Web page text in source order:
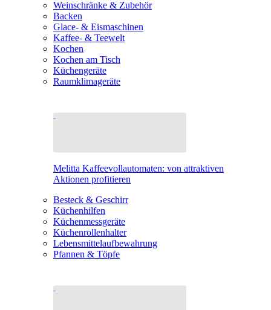
Weinschränke & Zubehör
Backen
Glace- & Eismaschinen
Kaffee- & Teewelt
Kochen
Kochen am Tisch
Küchengeräte
Raumklimageräte
Melitta Kaffeevollautomaten: von attraktiven
Aktionen profitieren
Besteck & Geschirr
Küchenhilfen
Küchenmessgeräte
Küchenrollenhalter
Lebensmittelaufbewahrung
Pfannen & Töpfe